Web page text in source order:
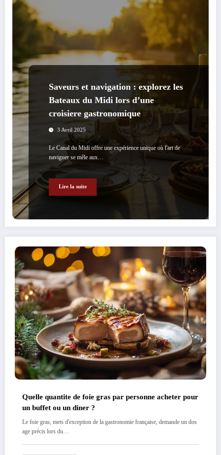
Saveurs et navigation : explorez les
Bateaux du Midi lors d’une
croisiere gastronomique
3 Avril 2025
Le Canal du Midi offre une expérience unique où l'art de
naviguer se mêle aux…
Lire la suite
Quelle quantite de foie gras par personne acheter pour
un buffet ou un diner ?
Le foie gras, mets d'exception de la gastronomie française, demande un dos
age précis lors du…